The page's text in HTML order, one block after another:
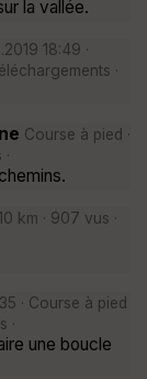
la vallée.
18:49 ·
·
Course à pied ·
km · 907 vus ·
· Course à pied
·
une boucle